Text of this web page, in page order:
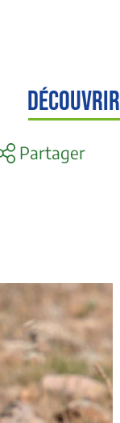
DÉCOUVRIR
Partager